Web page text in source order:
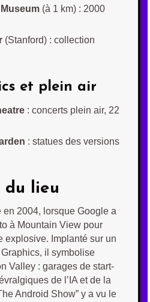
(à 1 km) : 2000
(Stanford) : collection
et plein air
: concerts plein air, 22
: statues des versions
du lieu
en 2004, lorsque Google a
à Mountain View pour
explosive. Implanté sur un
il symbolise
Valley : garages de start-
de l’IA et de la
Android Show” y a vu le